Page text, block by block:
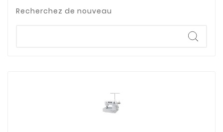
Recherchez de nouveau